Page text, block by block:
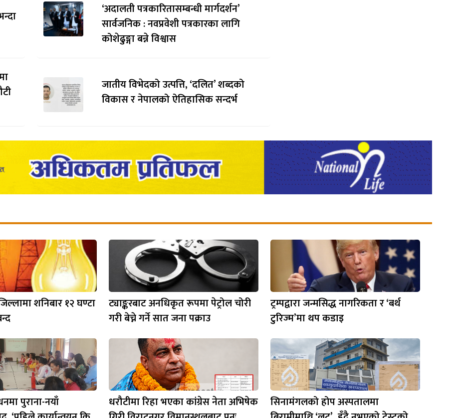
‘अदालती पत्रकारितासम्बन्धी मार्गदर्शन’
सार्वजनिक : नवप्रवेशी पत्रकारका लागि
कोशेढुङ्गा बन्ने विश्वास
जातीय विभेदको उत्पत्ति, ‘दलित’ शब्दको
विकास र नेपालको ऐतिहासिक सन्दर्भ
शनिबार १२ घण्टा
ट्याङ्करबाट अनधिकृत रूपमा पेट्रोल चोरी
गरी बेच्ने गर्ने सात जना पक्राउ
ट्रम्पद्वारा जन्मसिद्ध नागरिकता र ‘बर्थ
टुरिज्म’मा थप कडाइ
पुराना-नयाँ
धरौटीमा रिहा भएका कांग्रेस नेता अभिषेक
सिनामंगलको होप अस्पतालमा